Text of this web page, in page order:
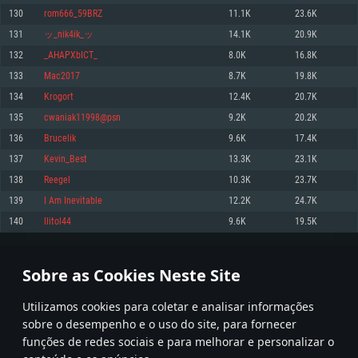
Sobre as Cookies Neste Site
Utilizamos cookies para coletar e analisar informações
sobre o desempenho e o uso do site, para fornecer
funções de redes sociais e para melhorar e personalizar o
Memória: 4GB
Placa Gráfica: Placa com DirectX 11: AMD Radeon 77XX / NVIDIA GeForce
GTX 660. Resolução mínima suportada: 720p
Network: Internet de banda larga.
Disco: 23,1 GB
Recomendado
superior, Radeon RX 570 ou superior
Disco: 75,9 GB
Memória: 6 GB
Placa Gráfica: Intel Iris Pro 5200 (Mac), equivalentes AMD/Nvidia para Mac.
Resolução mínima suportada: 720p com suporte Metal.
Network: Internet de banda larga.
Disco: 21,5 GB
Recomendado
Network: Internet de banda larga.
Memória: 4 GB
Placa Gráfica: NVIDIA 660 com os drivers mais recentes (não mais de 6
meses) / equivalentes AMD com os drivers mais recentes com suporte
Vulkan (não mais de 6 meses); Resolução mínima suportada: 720p.
Network: Internet de banda larga.
Disco: 21,5 GB
Recomendado
Sistema Operativo: Ubuntu 20.04 64bit
Processador: Intel Core i7
Memória: 16 GB
Placa Gráfica: NVIDIA 1060 com os drivers mais recentes (não mais de 6
meses) / equivalentes AMD (Radeon RX 570) com os drivers mais recentes
Network: Internet de banda larga.
130 rom666_59BRZ 11.1K 23.6K
131 ッ_nik4ik_ッ 14.1K 20.9K
132 _AHAPXbICT_ 8.0K 16.8K
133 Mac2017 8.7K 19.8K
134 Krogort 12.4K 20.7K
135 cwaniak11998@psn 9.2K 20.2K
136 Brucelik 9.6K 17.4K
137 Kevin_Best 13.3K 23.1K
138 Reegel 10.3K 23.7K
139 I Am Inevitable 12.2K 24.7K
140 llitol44 9.6K 19.5K